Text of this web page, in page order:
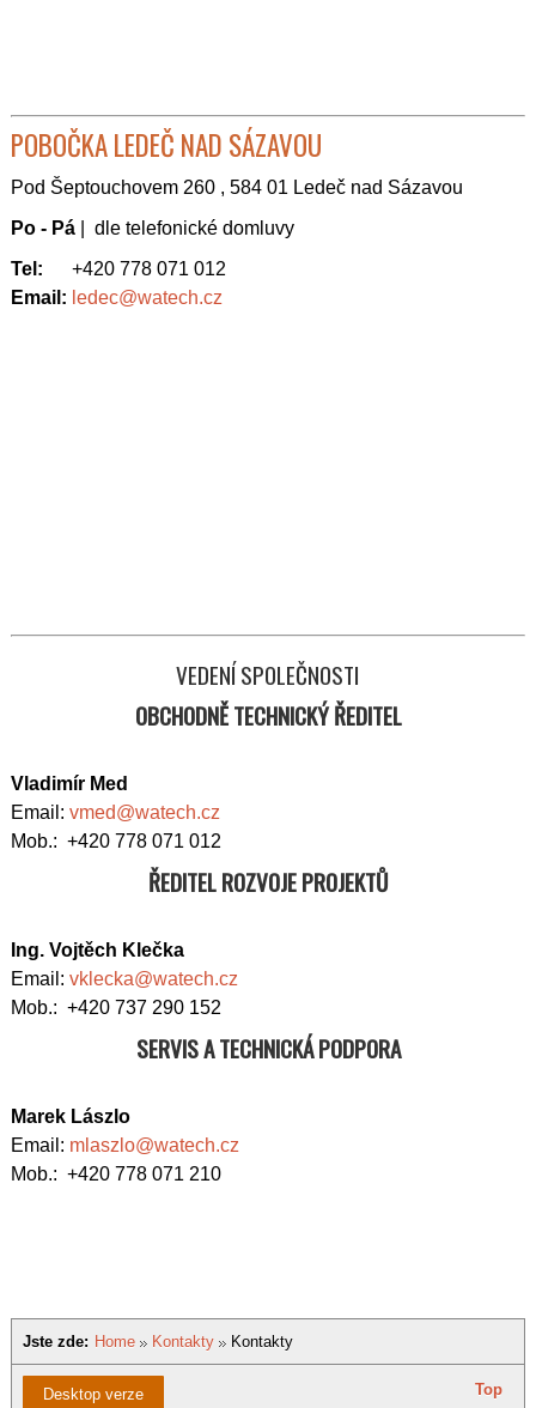
POBOČKA LEDEČ NAD SÁZAVOU
Pod Šeptouchovem 260 , 584 01 Ledeč nad Sázavou
Po - Pá
| dle telefonické domluvy
Tel:
+420 778 071 012
Email: ledec@watech.cz
VEDENÍ SPOLEČNOSTI
OBCHODNĚ TECHNICKÝ ŘEDITEL
Vladimír Med
Email: vmed@watech.cz
Mob.: +420 778 071 012
ŘEDITEL ROZVOJE PROJEKTŮ
Ing. Vojtěch Klečka
Email: vklecka@watech.cz
Mob.: +420 737 290 152
SERVIS A TECHNICKÁ PODPORA
Marek Lászlo
Email: mlaszlo@watech.cz
Mob.: +420 778 071 210
Jste zde: Home Kontakty Kontakty
Desktop verze Top